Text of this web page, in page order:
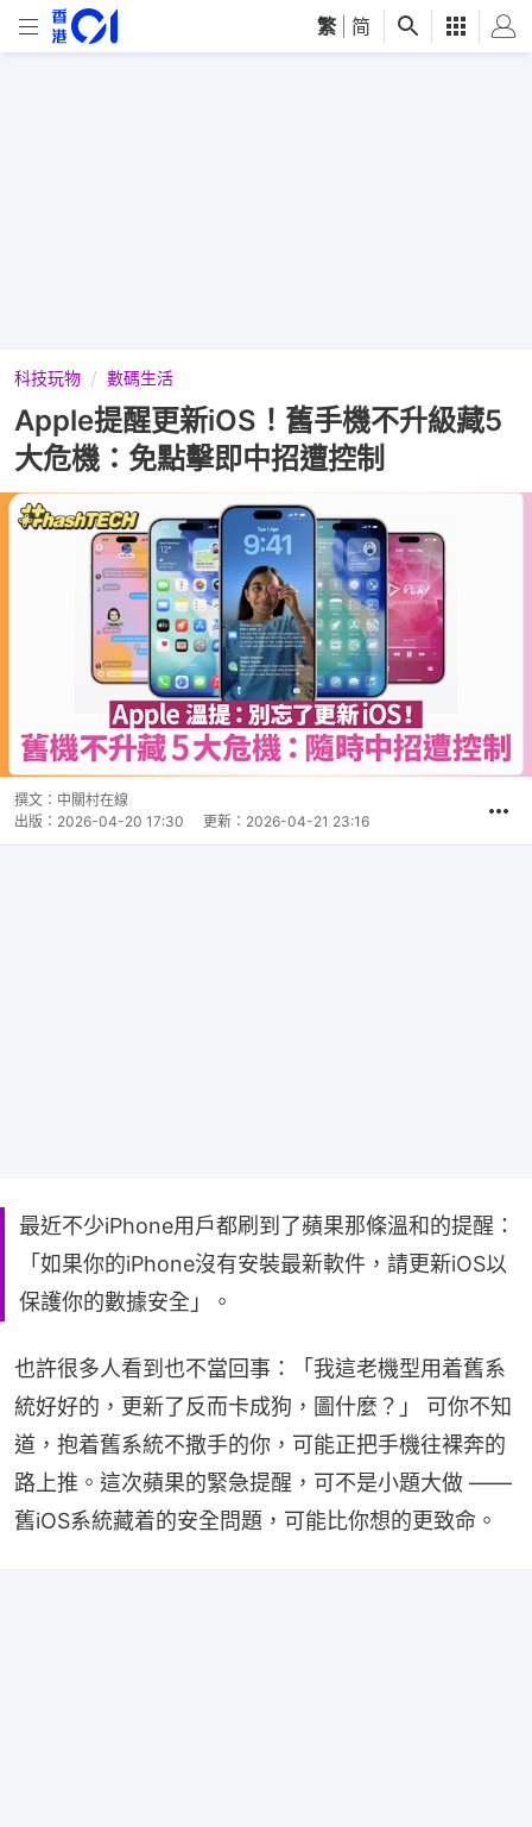
繁 简
科技玩物 數碼生活
Apple提醒更新iOS！舊手機不升級藏5
大危機：免點擊即中招遭控制
撰文： 中關村在線
出版： 2026-04-20 17:30 更新： 2026-04-21 23:16
最近不少iPhone用戶都刷到了蘋果那條溫和的提醒：
「如果你的iPhone沒有安裝最新軟件，請更新iOS以
保護你的數據安全」。
也許很多人看到也不當回事：「我這老機型用着舊系
統好好的，更新了反而卡成狗，圖什麼？」 可你不知
道，抱着舊系統不撒手的你，可能正把手機往裸奔的
路上推。這次蘋果的緊急提醒，可不是小題大做 ——
舊iOS系統藏着的安全問題，可能比你想的更致命。